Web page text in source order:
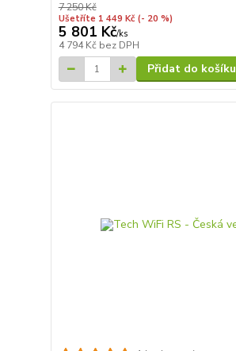
7 250 Kč
Ušetříte 1 449 Kč (- 20 %)
5 801 Kč/ks
4 794 Kč bez DPH
Přidat do košíku